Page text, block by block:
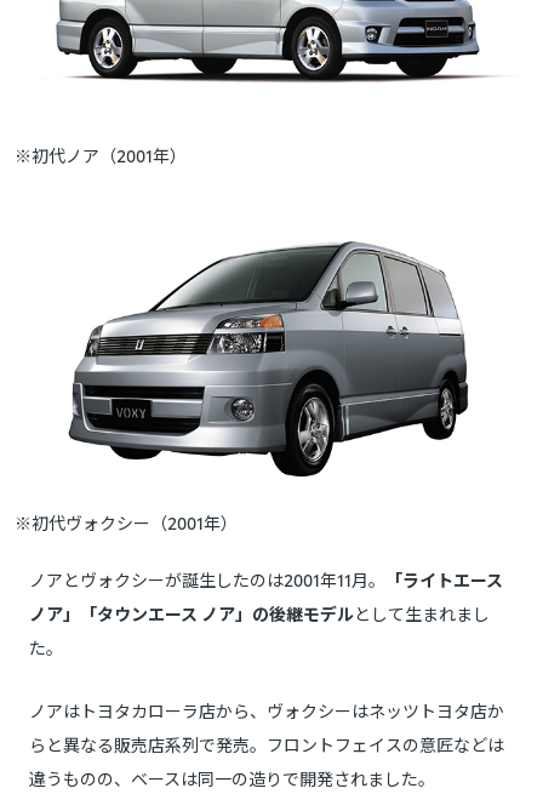
※初代ノア（2001年）
※初代ヴォクシー（2001年）
ノアとヴォクシーが誕生したのは2001年11月。
「ライトエース
ノア」「タウンエース ノア」の後継モデルとして生まれまし
た。
ノアはトヨタカローラ店から、ヴォクシーはネッツトヨタ店か
らと異なる販売店系列で発売。フロントフェイスの意匠などは
違うものの、ベースは同一の造りで開発されました。